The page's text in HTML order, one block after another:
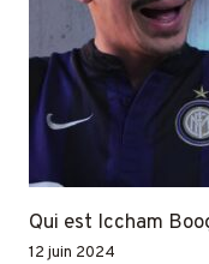
Qui est Iccham
12 juin 2024